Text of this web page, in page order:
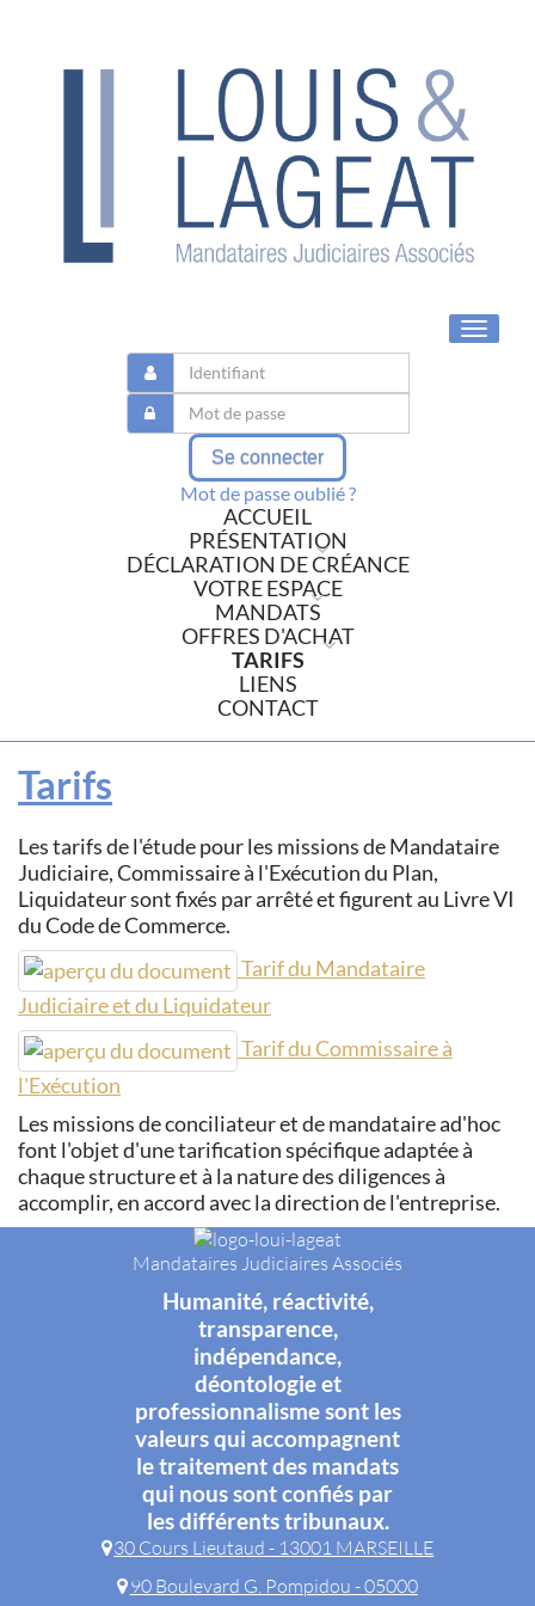
Toggle
Se connecter
Mot de passe oublié ?
ACCUEIL
PRÉSENTATION
DÉCLARATION DE CRÉANCE
VOTRE ESPACE
MANDATS
OFFRES D'ACHAT
TARIFS
LIENS
CONTACT
Tarifs
Les tarifs de l'étude pour les missions de Mandataire
Judiciaire, Commissaire à l'Exécution du Plan,
Liquidateur sont fixés par arrêté et figurent au Livre VI
du Code de Commerce.
Tarif du Mandataire
Judiciaire et du Liquidateur
Tarif du Commissaire à
l'Exécution
Les missions de conciliateur et de mandataire ad'hoc
font l'objet d'une tarification spécifique adaptée à
chaque structure et à la nature des diligences à
accomplir, en accord avec la direction de l'entreprise.
Mandataires Judiciaires Associés
Humanité, réactivité,
transparence,
indépendance,
déontologie et
professionnalisme sont les
valeurs qui accompagnent
le traitement des mandats
qui nous sont confiés par
les différents tribunaux.
30 Cours Lieutaud - 13001 MARSEILLE
90 Boulevard G. Pompidou - 05000